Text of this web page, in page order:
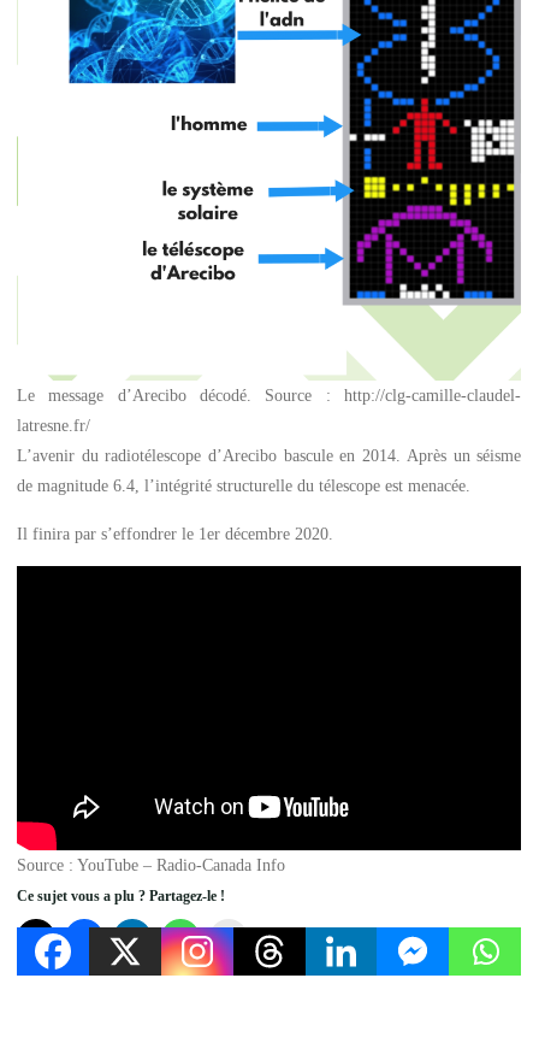
Le message d’Arecibo décodé. Source : http://clg-camille-claudel-
latresne.fr/
L’avenir du radiotélescope d’Arecibo bascule en 2014. Après un séisme
de magnitude 6.4, l’intégrité structurelle du télescope est menacée.
Il finira par s’effondrer le 1er décembre 2020.
Source : YouTube – Radio-Canada Info
Ce sujet vous a plu ? Partagez-le !